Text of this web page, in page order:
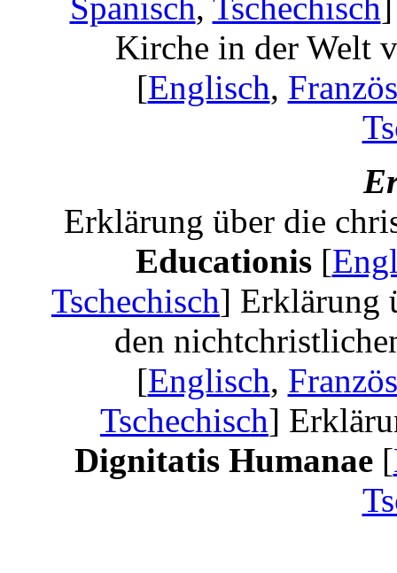
Kirche in der Welt
[Englisch,
Erklärung über die
Educationis [
Tschechisch] Erklärung
den
[Englisch,
Tschechisch]
Dignitatis Humanae [